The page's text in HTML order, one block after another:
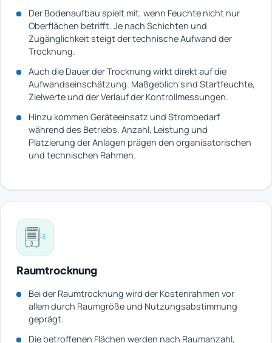
Der Bodenaufbau spielt mit, wenn Feuchte nicht nur
Oberflächen betrifft. Je nach Schichten und
Zugänglichkeit steigt der technische Aufwand der
Trocknung.
Auch die Dauer der Trocknung wirkt direkt auf die
Aufwandseinschätzung. Maßgeblich sind Startfeuchte,
Zielwerte und der Verlauf der Kontrollmessungen.
Hinzu kommen Geräteeinsatz und Strombedarf
während des Betriebs. Anzahl, Leistung und
Platzierung der Anlagen prägen den organisatorischen
und technischen Rahmen.
Raumtrocknung
Bei der Raumtrocknung wird der Kostenrahmen vor
allem durch Raumgröße und Nutzungsabstimmung
geprägt.
Die betroffenen Flächen werden nach Raumanzahl,